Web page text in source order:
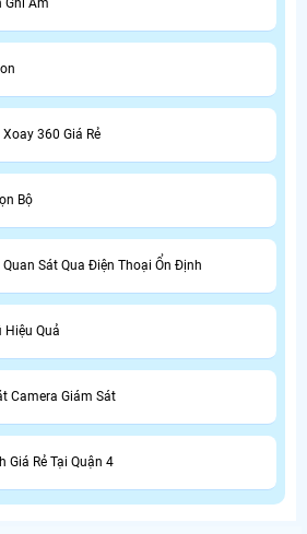
Ghi Âm
360 Giá Rẻ
Bộ
Sát Qua Điện Thoại Ổn Định
Hiệu Quả
Camera Giám Sát
Giá Rẻ Tại Quận 4